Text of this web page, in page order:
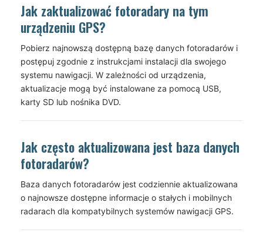
Jak zaktualizować fotoradary na tym
urządzeniu GPS?
Pobierz najnowszą dostępną bazę danych fotoradarów i
postępuj zgodnie z instrukcjami instalacji dla swojego
systemu nawigacji. W zależności od urządzenia,
aktualizacje mogą być instalowane za pomocą USB,
karty SD lub nośnika DVD.
Jak często aktualizowana jest baza danych
fotoradarów?
Baza danych fotoradarów jest codziennie aktualizowana
o najnowsze dostępne informacje o stałych i mobilnych
radarach dla kompatybilnych systemów nawigacji GPS.